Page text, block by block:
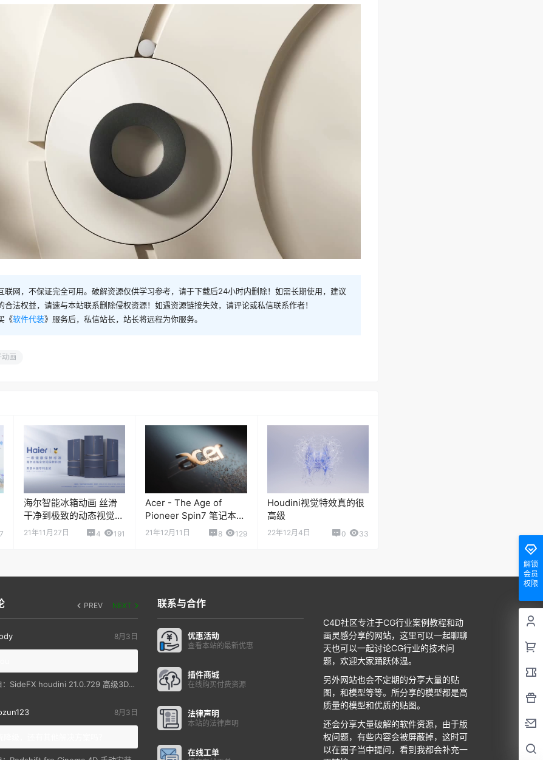
联网，不保证完全可用。破解资源仅供学习参考，请于下载后24小时内删除！如需长期使用，建议
合法权益，请速与本站联系删除侵权资源！如遇资源链接失效，请评论或私信联系作者！
《软件代装》服务后，私信站长，站长将远程为你服务。
画
海尔智能冰箱动画 丝滑
干净到极致的动态视觉广
告
21年11月27日 4 191
Acer - The Age of
Pioneer Spin7 笔记本电
脑产品动画
21年12月11日 8 129
Houdini视觉特效真的很
高级
22年12月4日 0 33
解锁
会员
权限
PREV NEXT
8月3日
SideFX houdini 21.0.729 高级3D特效软件
8月3日
联系与合作
优惠活动
查看本站的最新优惠
插件商城
在线购买付费资源
法律声明
本站的法律声明
在线工单
C4D社区专注于CG行业案例教程和动
画灵感分享的网站，这里可以一起聊聊
天也可以一起讨论CG行业的技术问
题，欢迎大家踊跃体温。
另外网站也会不定期的分享大量的贴
图，和模型等等。所分享的模型都是高
质量的模型和优质的贴图。
还会分享大量破解的软件资源，由于版
权问题，有些内容会被屏蔽掉，这时可
以在圈子当中提问，看到我都会补充一